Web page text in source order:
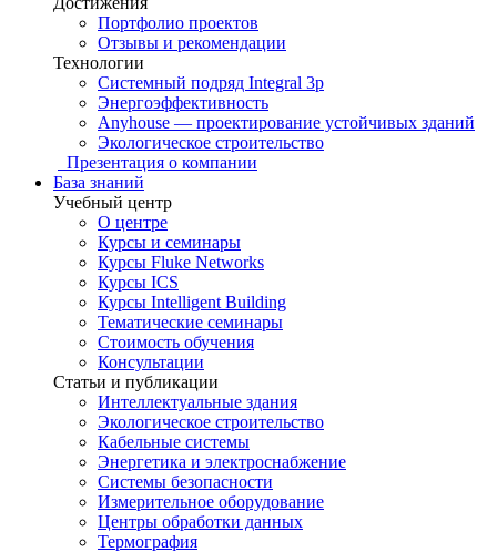
Портфолио проектов
Отзывы и рекомендации
Технологии
Системный подряд Integral 3p
Энергоэффективность
Anyhouse — проектирование устойчивых зданий
Экологическое строительство
Презентация о компании
База знаний
Учебный центр
О центре
Курсы и семинары
Курсы Fluke Networks
Курсы ICS
Курсы Intelligent Building
Тематические семинары
Стоимость обучения
Консультации
Статьи и публикации
Интеллектуальные здания
Экологическое строительство
Кабельные системы
Энергетика и электроснабжение
Системы безопасности
Измерительное оборудование
Центры обработки данных
Термография